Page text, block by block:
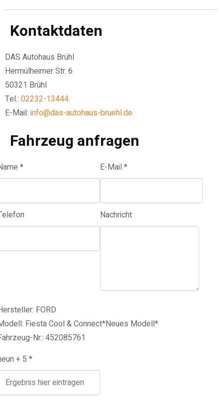
Kontaktdaten
DAS Autohaus Brühl
Hermülheimer Str. 6
50321 Brühl
Tel.: 02232-13444
E-Mail: info@das-autohaus-bruehl.de
Fahrzeug anfragen
* E-Mail *
Nachricht
FORD
Fiesta Cool & Connect*Neues Modell*
Nr.: 452085761
+ 5 *